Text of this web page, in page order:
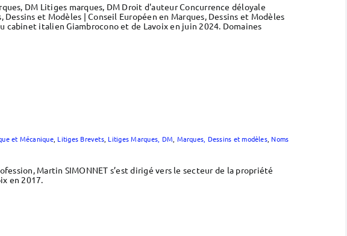
DM Litiges marques, DM Droit d'auteur Concurrence déloyale
et Modèles | Conseil Européen en Marques, Dessins et Modèles
cabinet italien Giambrocono et de Lavoix en juin 2024. Domaines
et Mécanique, Litiges Brevets, Litiges Marques, DM Marques, Dessins et modèles, Noms
Martin SIMONNET s’est dirigé vers le secteur de la propriété
en 2017.